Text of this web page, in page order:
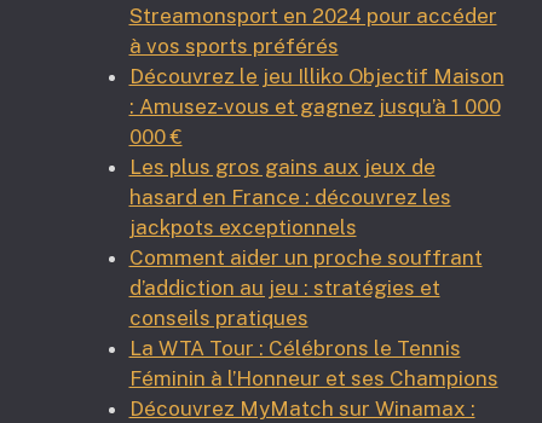
Streamonsport en 2024 pour accéder
à vos sports préférés
Découvrez le jeu Illiko Objectif Maison
: Amusez-vous et gagnez jusqu’à 1 000
000 €
Les plus gros gains aux jeux de
hasard en France : découvrez les
jackpots exceptionnels
Comment aider un proche souffrant
d’addiction au jeu : stratégies et
conseils pratiques
La WTA Tour : Célébrons le Tennis
Féminin à l’Honneur et ses Champions
Découvrez MyMatch sur Winamax :